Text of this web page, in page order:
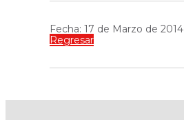
Fecha: 17 de Marzo de 2014
Regresar